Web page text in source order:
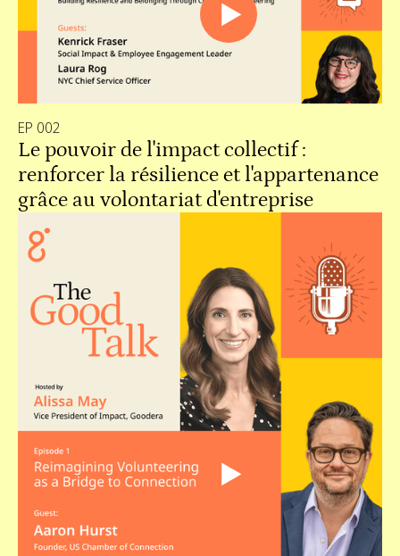
EP 002
Le pouvoir de l'impact collectif :
renforcer la résilience et l'appartenance
grâce au volontariat d'entreprise